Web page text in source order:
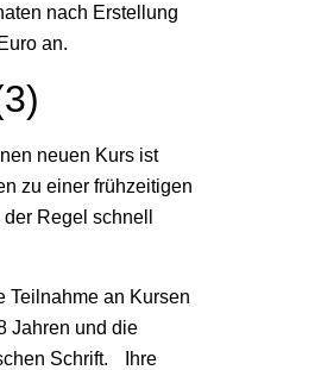
nach Erstellung
an.
neuen Kurs ist
zu einer frühzeitigen
Regel schnell
Teilnahme an Kursen
Jahren und die
Schrift.
Ihre